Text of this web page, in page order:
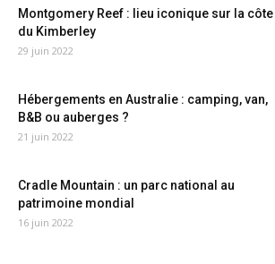
Montgomery Reef : lieu iconique sur la côte
du Kimberley
29 juin 2022
Hébergements en Australie : camping, van,
B&B ou auberges ?
21 juin 2022
Cradle Mountain : un parc national au
patrimoine mondial
16 juin 2022